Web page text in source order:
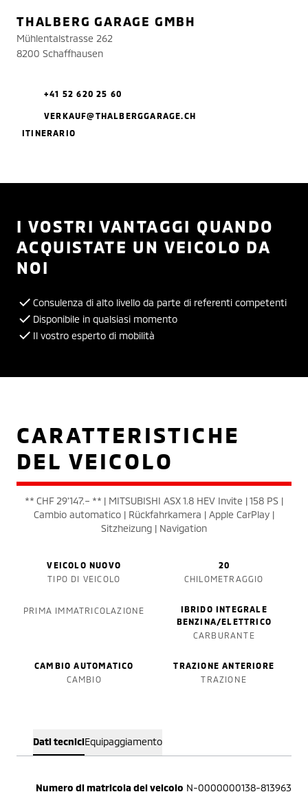
THALBERG GARAGE GMBH
Mühlentalstrasse 262
8200 Schaffhausen
+41 52 620 25 60
VERKAUF@THALBERGGARAGE.CH
ITINERARIO
I VOSTRI VANTAGGI QUANDO
ACQUISTATE UN VEICOLO DA
NOI
Consulenza di alto livello da parte di referenti competenti
Disponibile in qualsiasi momento
Il vostro esperto di mobilità
CARATTERISTICHE
DEL VEICOLO
** CHF 29'147.– ** | MITSUBISHI ASX 1.8 HEV Invite | 158 PS |
Cambio automatico | Rückfahrkamera | Apple CarPlay |
Sitzheizung | Navigation
VEICOLO NUOVO
TIPO DI VEICOLO
20
CHILOMETRAGGIO
PRIMA IMMATRICOLAZIONE
IBRIDO INTEGRALE
BENZINA/ELETTRICO
CARBURANTE
CAMBIO AUTOMATICO
CAMBIO
TRAZIONE ANTERIORE
TRAZIONE
Dati tecniciEquipaggiamento
Numero di matricola del veicolo N-0000000138-813963